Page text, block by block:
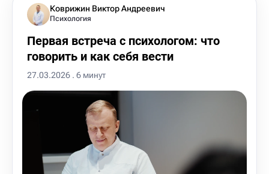
Коврижин Виктор Андреевич
Психология
Первая встреча с психологом: что
говорить и как себя вести
27.03.2026 . 6 минут